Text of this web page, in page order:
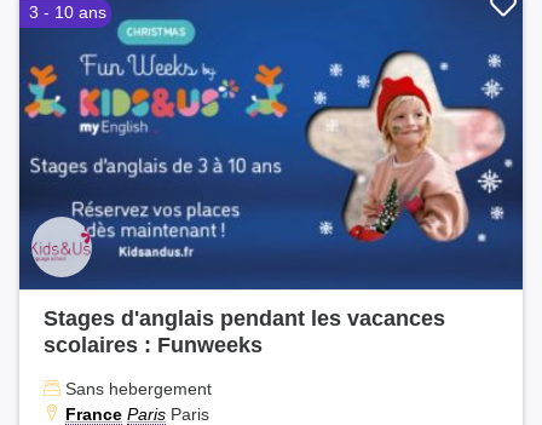
3 - 10 ans
Stages d'anglais pendant les vacances
scolaires : Funweeks
Sans hebergement
France Paris Paris